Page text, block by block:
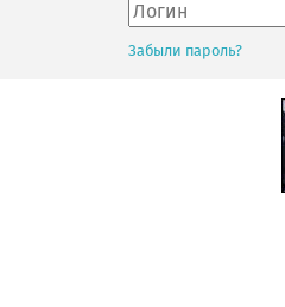
Забыли пароль?